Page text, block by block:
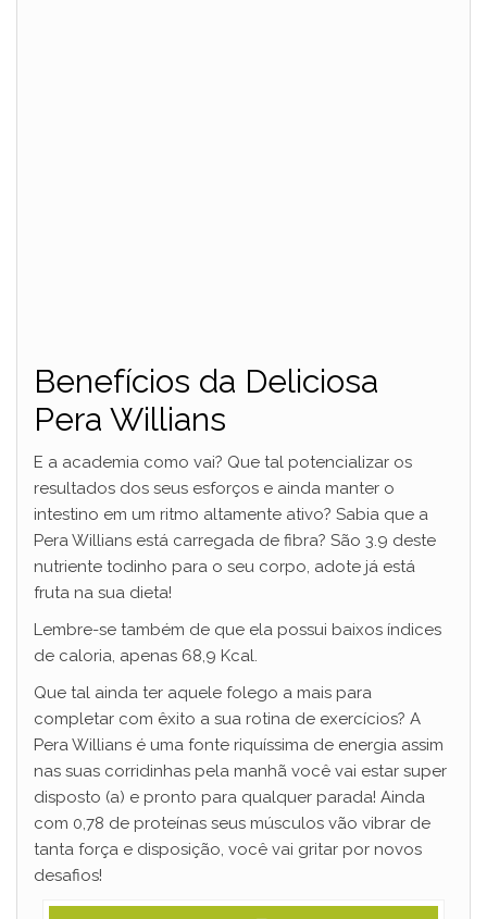
Benefícios da Deliciosa
Pera Willians
E a academia como vai? Que tal potencializar os
resultados dos seus esforços e ainda manter o
intestino em um ritmo altamente ativo? Sabia que a
Pera Willians está carregada de fibra? São 3.9 deste
nutriente todinho para o seu corpo, adote já está
fruta na sua dieta!
Lembre-se também de que ela possui baixos índices
de caloria, apenas 68,9 Kcal.
Que tal ainda ter aquele folego a mais para
completar com êxito a sua rotina de exercícios? A
Pera Willians é uma fonte riquíssima de energia assim
nas suas corridinhas pela manhã você vai estar super
disposto (a) e pronto para qualquer parada! Ainda
com 0,78 de proteínas seus músculos vão vibrar de
tanta força e disposição, você vai gritar por novos
desafios!